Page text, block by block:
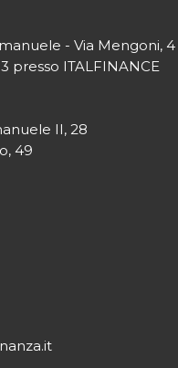
- Via Mengoni, 4
presso ITALFINANCE
II, 28
49